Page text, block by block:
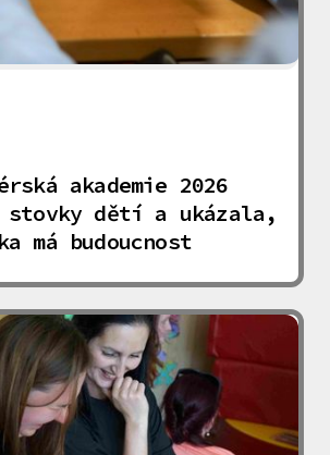
akademie 2026
dětí a ukázala,
má budoucnost